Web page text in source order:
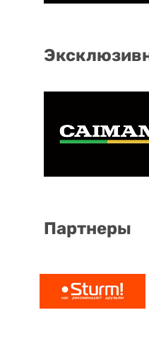
Партнеры